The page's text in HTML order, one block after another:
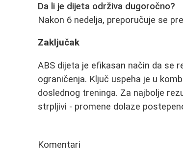
Da li je dijeta održiva dugoročno?
Nakon 6 nedelja, preporučuje se
Zaključak
ABS dijeta je efikasan način da se
ograničenja. Ključ uspeha je u
doslednog treninga. Za najbolje
strpljivi - promene dolaze
Komentari